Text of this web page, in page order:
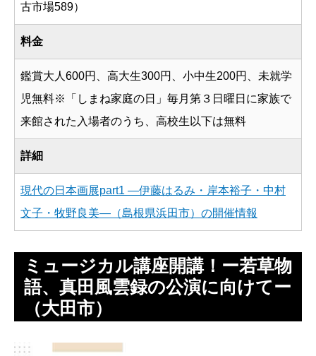
古市場589）
料金
鑑賞大人600円、高大生300円、小中生200円、未就学
児無料※「しまね家庭の日」毎月第３日曜日に家族で
来館された入場者のうち、高校生以下は無料
詳細
現代の日本画展part1 ―伊藤はるみ・岸本裕子・中村
文子・牧野良美―（島根県浜田市）の開催情報
ミュージカル講座開講！ー若草物
語、真田風雲録の公演に向けてー
（大田市）